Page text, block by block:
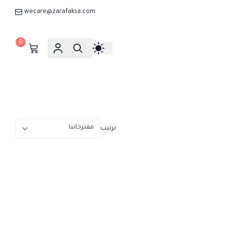
wecare@zarafaksa.com
0
ترتيب